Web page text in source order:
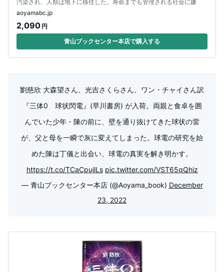
汚染され、人類は地下に移住した。寿命までも管理される社会に嫌
aoyamabc.jp
2,090 円
青山ブックセンター本店で購入する
劉慈欣 大森望さん、光吉さくらさん、ワン・チャイさん訳
『三体0 球状閃電』(早川書房) が入荷。両親と食卓を囲
んでいた少年・陳の前に、壁を通り抜けてきた球状の雷
が、父と母を一瞬で灰に変えてしまった。球電の研究を始
めた陳は丁儀と出会い、球電の真実を解き明かす。
https://t.co/TCaCpujlLs pic.twitter.com/VST65qQhiz
— 青山ブックセンター本店 (@Aoyama_book) December
23, 2022